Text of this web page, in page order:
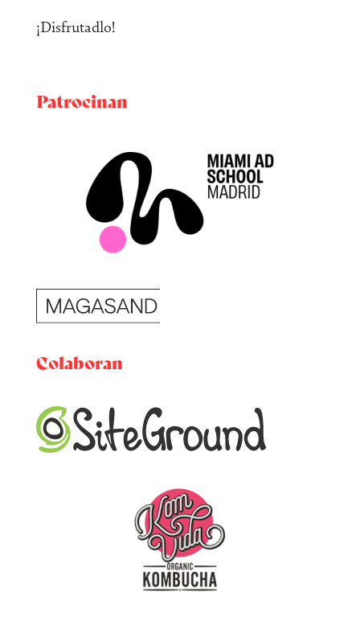
¡Disfrutadlo!
Patrocinan
Colaboran